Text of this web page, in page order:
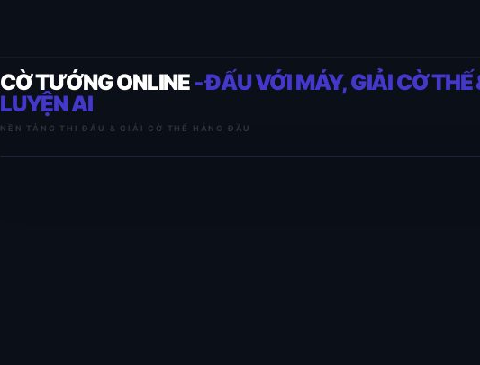
CỜ TƯỚNG ONLINE- ĐẤU VỚI MÁY, GIẢI CỜ THẾ
LUYỆN AI
NỀN TẢNG THI ĐẤU & GIẢI CỜ THẾ HÀNG ĐẦU